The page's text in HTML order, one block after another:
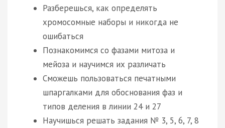
Разберешься, как определять
хромосомные наборы и никогда не
ошибаться
Познакомимся со фазами митоза и
мейоза и научимся их различать
Сможешь пользоваться печатными
шпаргалками для обоснования фаз и
типов деления в линии 24 и 27
Научишься решать задания № 3, 5, 6, 7, 8